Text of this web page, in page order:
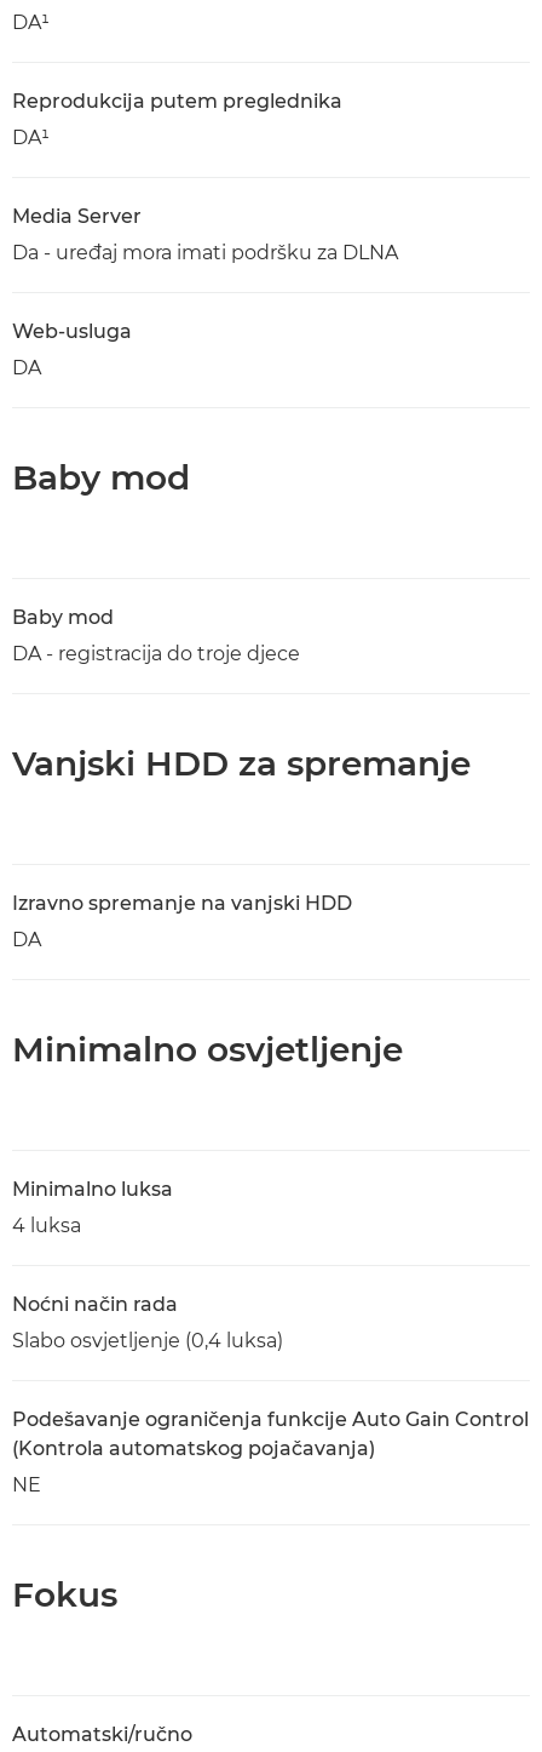
DA¹
Reprodukcija putem preglednika
DA¹
Media Server
Da - uređaj mora imati podršku za DLNA
Web-usluga
DA
Baby mod
Baby mod
DA - registracija do troje djece
Vanjski HDD za spremanje
Izravno spremanje na vanjski HDD
DA
Minimalno osvjetljenje
Minimalno luksa
4 luksa
Noćni način rada
Slabo osvjetljenje (0,4 luksa)
Podešavanje ograničenja funkcije Auto Gain Control
(Kontrola automatskog pojačavanja)
NE
Fokus
Automatski/ručno